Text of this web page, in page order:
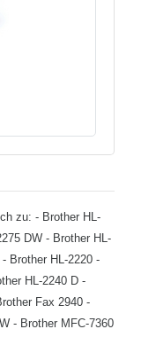
zu: - Brother HL-
DW - Brother HL-
Brother HL-2220 -
HL-2240 D -
Fax 2940 -
- Brother MFC-7360